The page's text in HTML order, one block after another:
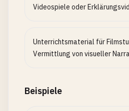
Videospiele oder
Unterrichtsmaterial für
Vermittlung von visueller
Beispiele